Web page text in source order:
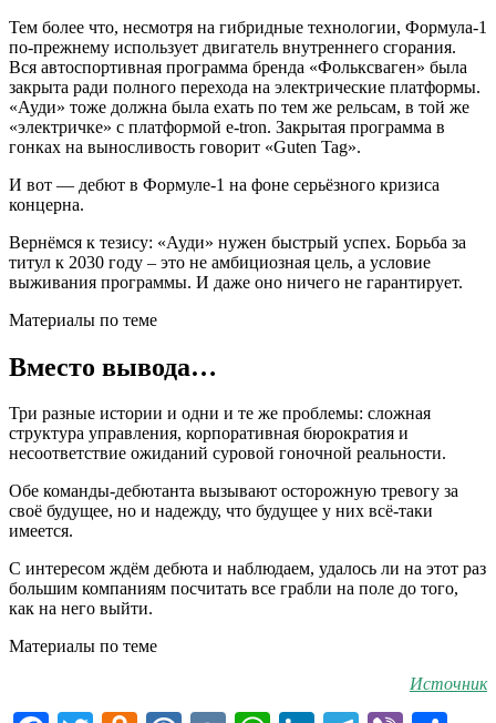
Тем более что, несмотря на гибридные технологии, Формула-1
по-прежнему использует двигатель внутреннего сгорания.
Вся автоспортивная программа бренда «Фольксваген» была
закрыта ради полного перехода на электрические платформы.
«Ауди» тоже должна была ехать по тем же рельсам, в той же
«электричке» с платформой e-tron. Закрытая программа в
гонках на выносливость говорит «Guten Tag».
И вот — дебют в Формуле-1 на фоне серьёзного кризиса
концерна.
Вернёмся к тезису: «Ауди» нужен быстрый успех. Борьба за
титул к 2030 году – это не амбициозная цель, а условие
выживания программы. И даже оно ничего не гарантирует.
Материалы по теме
Вместо вывода…
Три разные истории и одни и те же проблемы: сложная
структура управления, корпоративная бюрократия и
несоответствие ожиданий суровой гоночной реальности.
Обе команды-дебютанта вызывают осторожную тревогу за
своё будущее, но и надежду, что будущее у них всё-таки
имеется.
С интересом ждём дебюта и наблюдаем, удалось ли на этот раз
большим компаниям посчитать все грабли на поле до того,
как на него выйти.
Материалы по теме
Источник